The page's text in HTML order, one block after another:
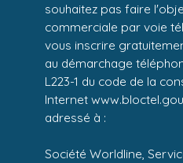
souhaitez pas faire
commerciale par voie
vous inscrire
au démarchage
L223-1 du code de la
Internet
adressé à :
Société Worldline,